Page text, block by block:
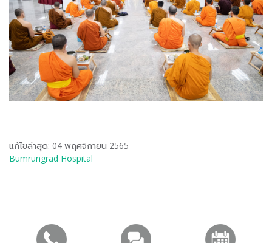
แก้ไขล่าสุด: 04 พฤศจิกายน 2565
Bumrungrad Hospital